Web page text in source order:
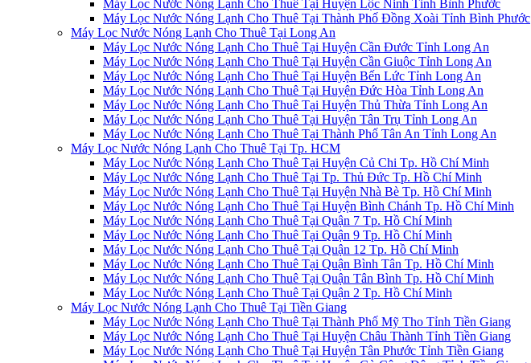
Máy Lọc Nước Nóng Lạnh Cho Thuê Tại Huyện Lộc Ninh Tỉnh Bình Phước
Máy Lọc Nước Nóng Lạnh Cho Thuê Tại Thành Phố Đồng Xoài Tỉnh Bình Phước
Máy Lọc Nước Nóng Lạnh Cho Thuê Tại Long An
Máy Lọc Nước Nóng Lạnh Cho Thuê Tại Huyện Cần Đước Tỉnh Long An
Máy Lọc Nước Nóng Lạnh Cho Thuê Tại Huyện Cần Giuộc Tỉnh Long An
Máy Lọc Nước Nóng Lạnh Cho Thuê Tại Huyện Bến Lức Tỉnh Long An
Máy Lọc Nước Nóng Lạnh Cho Thuê Tại Huyện Đức Hòa Tỉnh Long An
Máy Lọc Nước Nóng Lạnh Cho Thuê Tại Huyện Thủ Thừa Tỉnh Long An
Máy Lọc Nước Nóng Lạnh Cho Thuê Tại Huyện Tân Trụ Tỉnh Long An
Máy Lọc Nước Nóng Lạnh Cho Thuê Tại Thành Phố Tân An Tỉnh Long An
Máy Lọc Nước Nóng Lạnh Cho Thuê Tại Tp. HCM
Máy Lọc Nước Nóng Lạnh Cho Thuê Tại Huyện Củ Chi Tp. Hồ Chí Minh
Máy Lọc Nước Nóng Lạnh Cho Thuê Tại Tp. Thủ Đức Tp. Hồ Chí Minh
Máy Lọc Nước Nóng Lạnh Cho Thuê Tại Huyện Nhà Bè Tp. Hồ Chí Minh
Máy Lọc Nước Nóng Lạnh Cho Thuê Tại Huyện Bình Chánh Tp. Hồ Chí Minh
Máy Lọc Nước Nóng Lạnh Cho Thuê Tại Quận 7 Tp. Hồ Chí Minh
Máy Lọc Nước Nóng Lạnh Cho Thuê Tại Quận 9 Tp. Hồ Chí Minh
Máy Lọc Nước Nóng Lạnh Cho Thuê Tại Quận 12 Tp. Hồ Chí Minh
Máy Lọc Nước Nóng Lạnh Cho Thuê Tại Quận Bình Tân Tp. Hồ Chí Minh
Máy Lọc Nước Nóng Lạnh Cho Thuê Tại Quận Tân Bình Tp. Hồ Chí Minh
Máy Lọc Nước Nóng Lạnh Cho Thuê Tại Quận 2 Tp. Hồ Chí Minh
Máy Lọc Nước Nóng Lạnh Cho Thuê Tại Tiền Giang
Máy Lọc Nước Nóng Lạnh Cho Thuê Tại Thành Phố Mỹ Tho Tỉnh Tiền Giang
Máy Lọc Nước Nóng Lạnh Cho Thuê Tại Huyện Châu Thành Tỉnh Tiền Giang
Máy Lọc Nước Nóng Lạnh Cho Thuê Tại Huyện Tân Phước Tỉnh Tiền Giang